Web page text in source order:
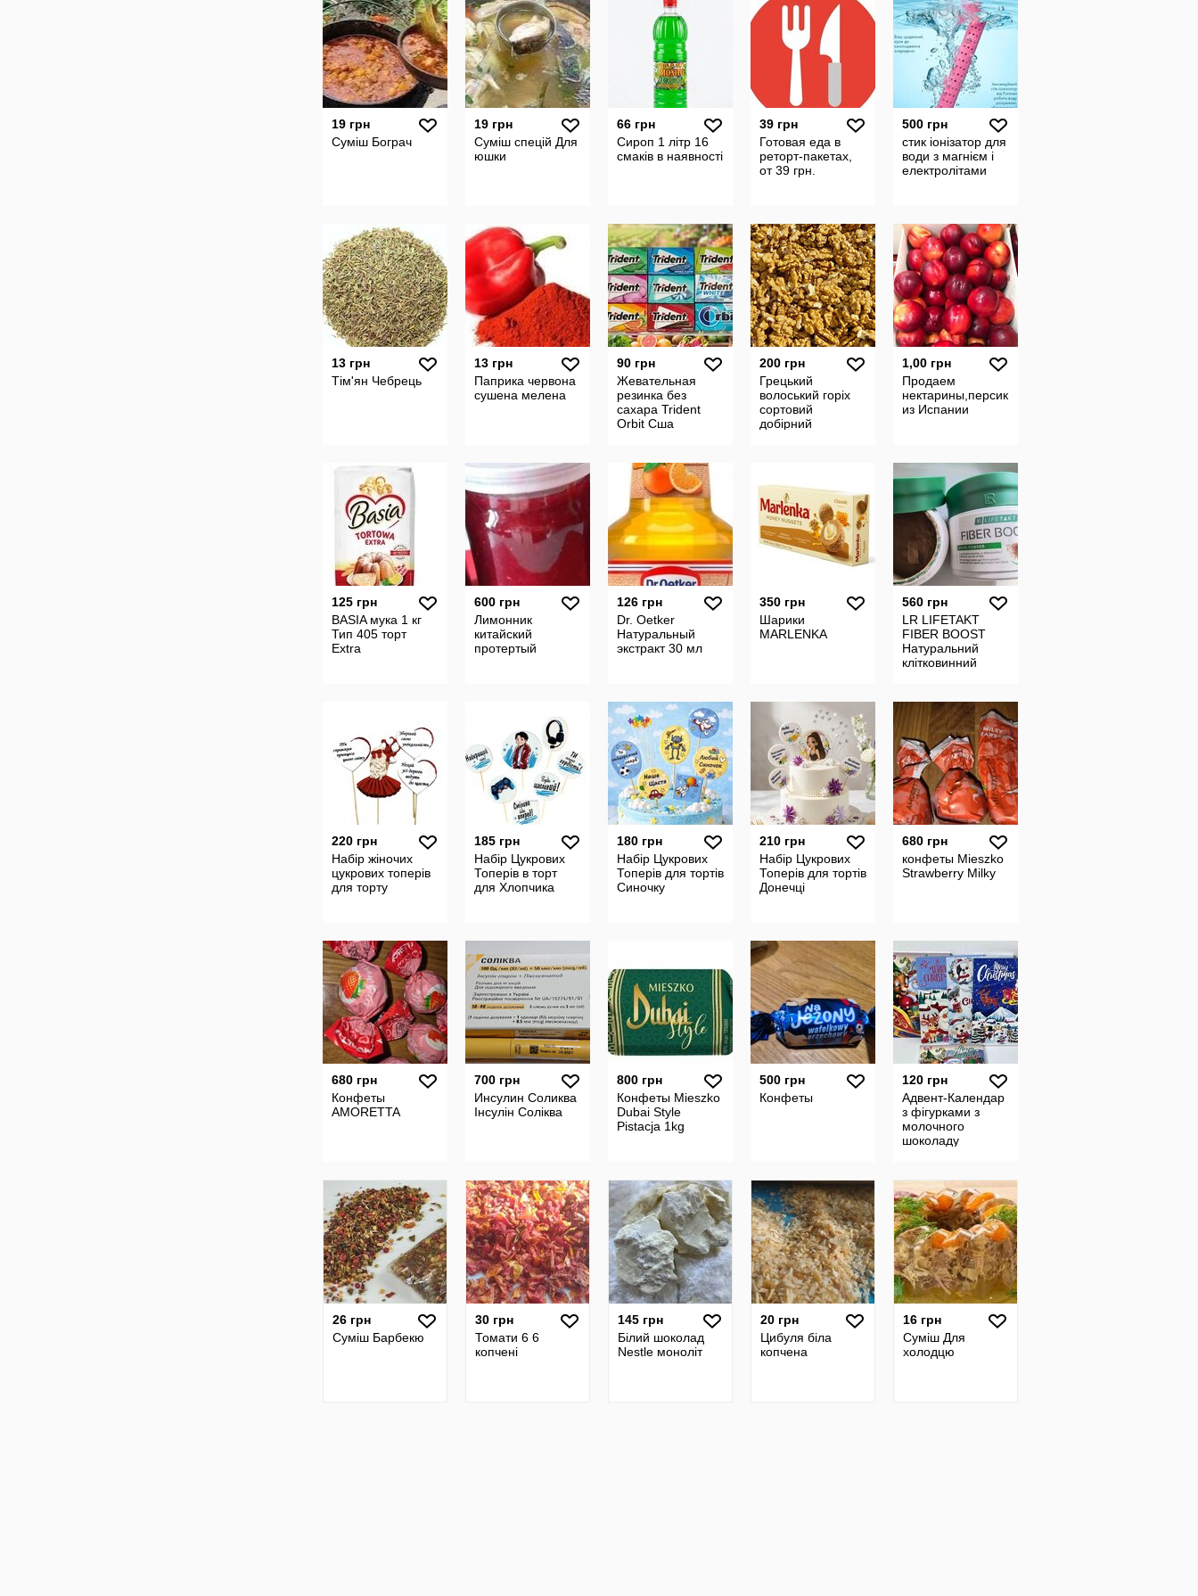
19 грн
Суміш Бограч
19 грн
Суміш спецій Для
юшки
66 грн
Сироп 1 літр 16
смаків в наявності
39 грн
Готовая еда в
реторт-пакетах,
от 39 грн.
500 грн
стик іонізатор для
води з магнієм і
електролітами
13 грн
Тім'ян Чебрець
13 грн
Паприка червона
сушена мелена
90 грн
Жевательная
резинка без
сахара Trident
Orbit Сша
200 грн
Грецький
волоський горіх
сортовий
добірний
1,00 грн
Продаем
нектарины,персики
из Испании
125 грн
BASIA мука 1 кг
Тип 405 торт
Extra
600 грн
Лимонник
китайский
протертый
126 грн
Dr. Oetker
Натуральный
экстракт 30 мл
350 грн
Шарики
MARLENKA
560 грн
LR LIFETAKT
FIBER BOOST
Натуральний
клітковинний
220 грн
Набір жіночих
цукрових топерів
для торту
185 грн
Набір Цукрових
Топерів в торт
для Хлопчика
180 грн
Набір Цукрових
Топерів для тортів
Синочку
210 грн
Набір Цукрових
Топерів для тортів
Донечці
680 грн
конфеты Mieszko
Strawberry Milky
680 грн
Конфеты
AMORETTA
700 грн
Инсулин Соликва
Інсулін Соліква
800 грн
Конфеты Mieszko
Dubai Style
Pistacja 1kg
500 грн
Конфеты
120 грн
Адвент-Календар
з фігурками з
молочного
шоколаду
26 грн
Суміш Барбекю
30 грн
Томати 6 6
копчені
145 грн
Білий шоколад
Nestle моноліт
20 грн
Цибуля біла
копчена
16 грн
Суміш Для
холодцю